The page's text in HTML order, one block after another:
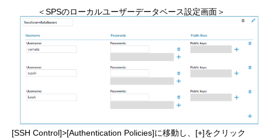
＜SPSのローカルユーザーデータベース設定画面＞
[SSH Control]>[Authentication Policies]に移動し、[+]をクリック